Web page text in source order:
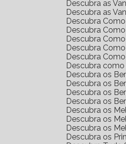
Descubra as
Descubra as
Descubra
Descubra
Descubra
Descubra
Descubra
Descubra
Descubra os
Descubra os
Descubra os
Descubra os
Descubra os
Descubra os
Descubra os
Descubra os